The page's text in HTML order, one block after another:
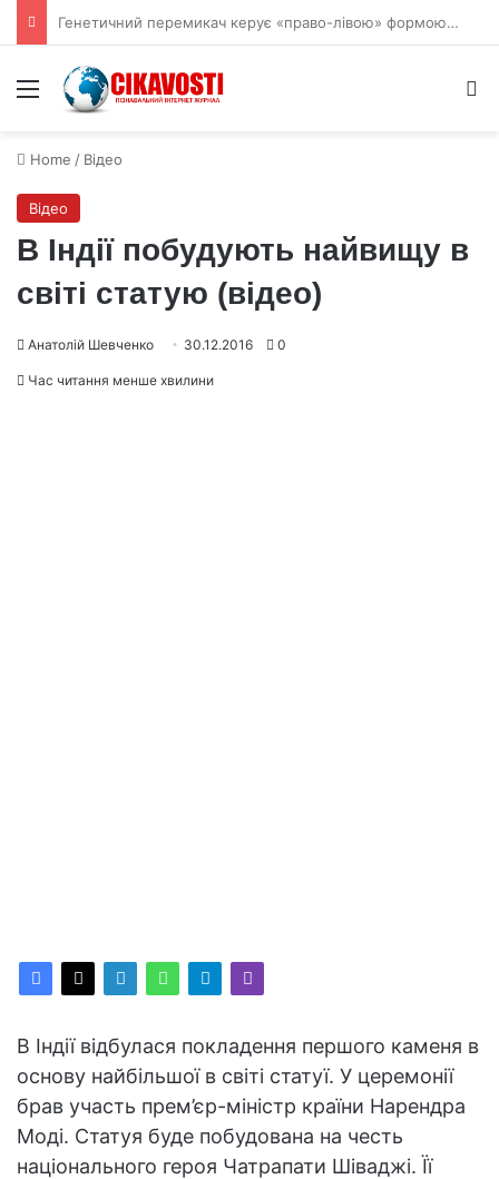
Вчені пов’язали ріст мозку людини з цукрами в раціоні
Menu
Home / Відео
Відео
В Індії побудують найвищу в
світі статую (відео)
Анатолій Шевченко 30.12.2016 0
Час читання менше хвилини
В Індії відбулася покладення першого каменя в
основу найбільшої в світі статуї. У церемонії
брав участь прем’єр-міністр країни Нарендра
Моді. Статуя буде побудована на честь
національного героя Чатрапати Шіваджі. Її